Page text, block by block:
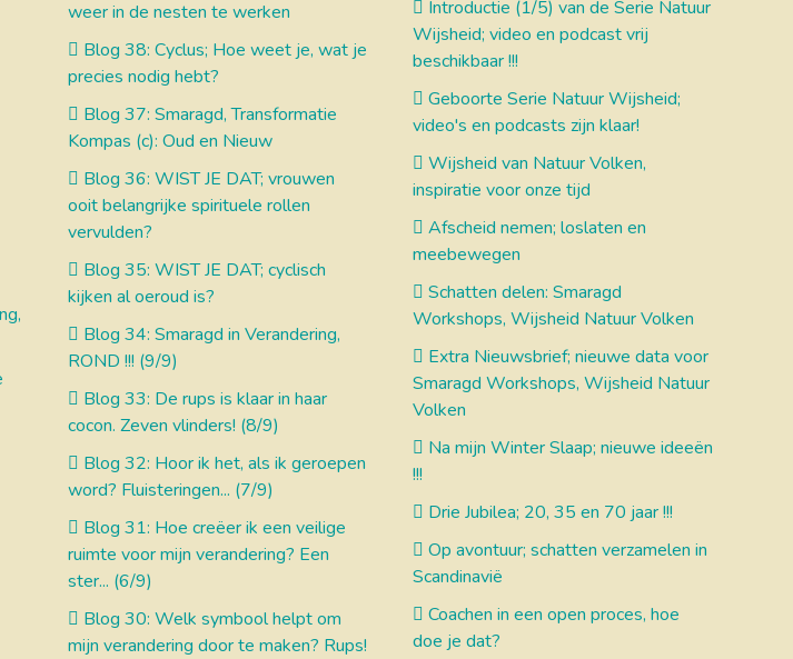
weer in de nesten te werken
Blog 38: Cyclus; Hoe weet je, wat je
precies nodig hebt?
Blog 37: Smaragd, Transformatie
Kompas (c): Oud en Nieuw
Blog 36: WIST JE DAT; vrouwen
ooit belangrijke spirituele rollen
vervulden?
Blog 35: WIST JE DAT; cyclisch
kijken al oeroud is?
Blog 34: Smaragd in Verandering,
ROND !!! (9/9)
Blog 33: De rups is klaar in haar
cocon. Zeven vlinders! (8/9)
Blog 32: Hoor ik het, als ik geroepen
word? Fluisteringen... (7/9)
Blog 31: Hoe creëer ik een veilige
ruimte voor mijn verandering? Een
ster... (6/9)
Blog 30: Welk symbool helpt om
mijn verandering door te maken? Rups!
Introductie (1/5) van de Serie Natuur
Wijsheid; video en podcast vrij
beschikbaar !!!
Geboorte Serie Natuur Wijsheid;
video's en podcasts zijn klaar!
Wijsheid van Natuur Volken,
inspiratie voor onze tijd
Afscheid nemen; loslaten en
meebewegen
Schatten delen: Smaragd
Workshops, Wijsheid Natuur Volken
Extra Nieuwsbrief; nieuwe data voor
Smaragd Workshops, Wijsheid Natuur
Volken
Na mijn Winter Slaap; nieuwe ideeën
!!!
Drie Jubilea; 20, 35 en 70 jaar !!!
Op avontuur; schatten verzamelen in
Scandinavië
Coachen in een open proces, hoe
doe je dat?